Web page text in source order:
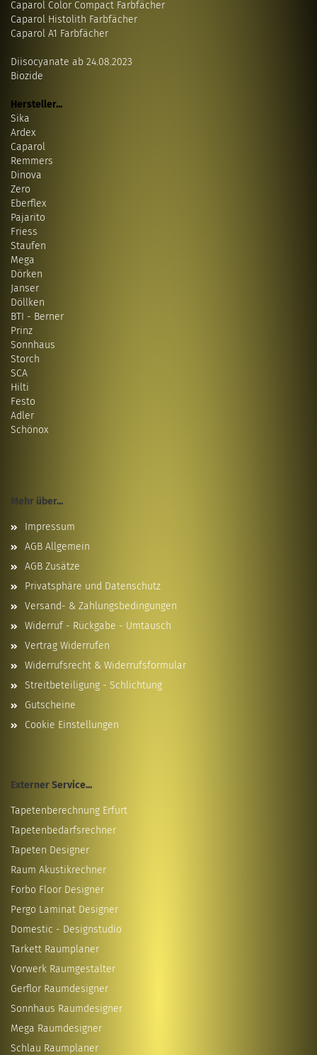
Caparol Color Compact Farbfächer
Caparol Histolith Farbfächer
Caparol A1 Farbfächer
Diisocyanate ab 24.08.2023
Biozide
Hersteller...
Sika
Ardex
Caparol
Remmers
Dinova
Zero
Eberflex
Pajarito
Friess
Staufen
Mega
Dörken
Janser
Döllken
BTI - Berner
Prinz
Sonnhaus
Storch
SCA
Hilti
Festo
Adler
Schönox
Mehr über...
Impressum
AGB Allgemein
AGB Zusätze
Privatsphäre und Datenschutz
Versand- & Zahlungsbedingungen
Widerruf - Rückgabe - Umtausch
Vertrag Widerrufen
Widerrufsrecht & Widerrufsformular
Streitbeteiligung - Schlichtung
Gutscheine
Cookie Einstellungen
Externer Service...
Tapetenberechnung Erfurt
Tapetenbedarfsrechner
Tapeten Designer
Raum Akustikrechner
Forbo Floor Designer
Pergo Laminat Designer
Domestic - Designstudio
Tarkett Raumplaner
Vorwerk Raumgestalter
Gerflor Raumdesigner
Sonnhaus Raumdesigner
Mega Raumdesigner
Schlau Raumplaner